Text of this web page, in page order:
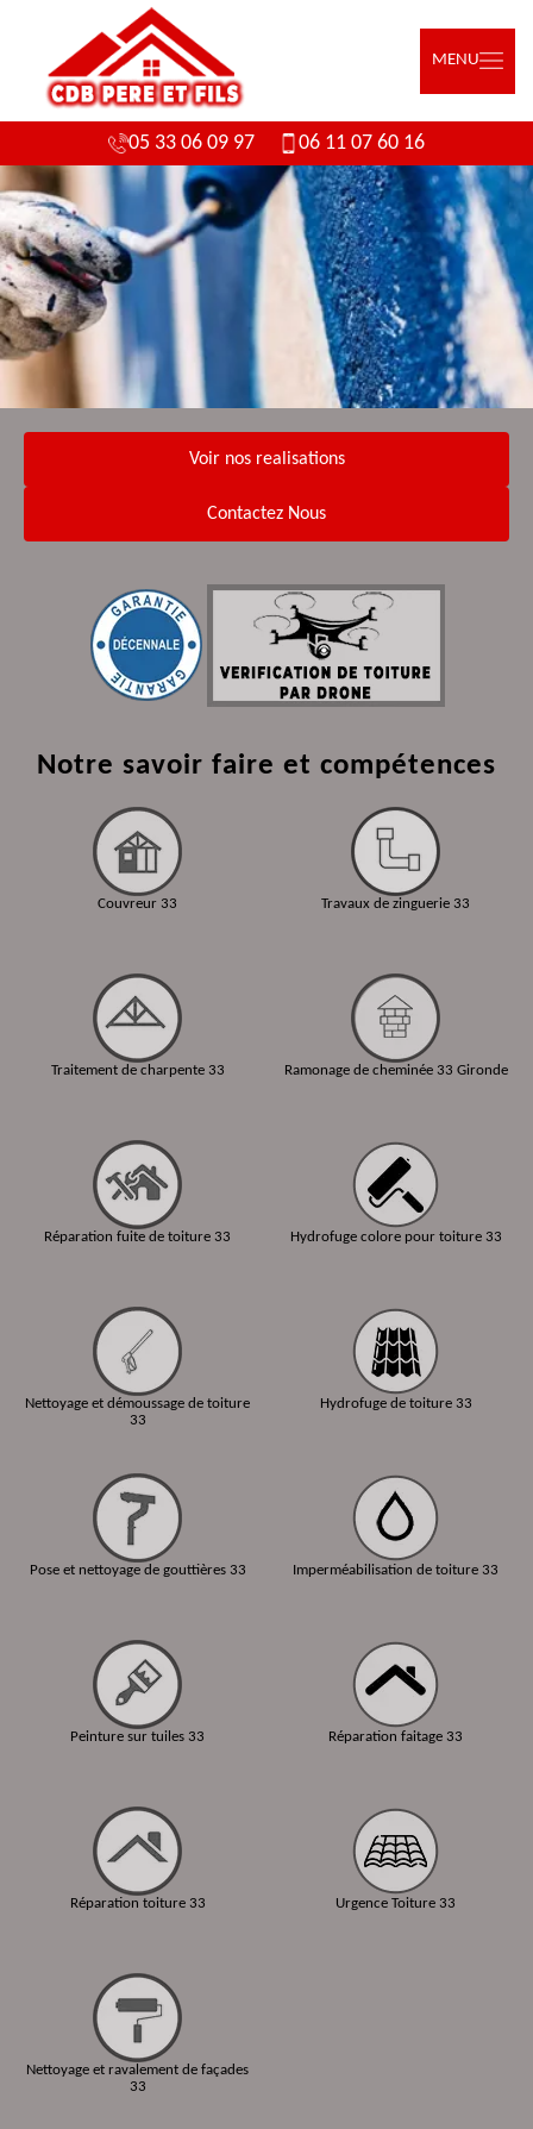
MENU
05 33 06 09 97 06 11 07 60 16
Voir nos realisations
Contactez Nous
Notre savoir faire et compétences
Couvreur 33
Traitement de charpente 33
Réparation fuite de toiture 33
Nettoyage et démoussage de toiture
33
Pose et nettoyage de gouttières 33
Peinture sur tuiles 33
Réparation toiture 33
Nettoyage et ravalement de façades
33
Travaux de zinguerie 33
Ramonage de cheminée 33 Gironde
Hydrofuge colore pour toiture 33
Hydrofuge de toiture 33
Imperméabilisation de toiture 33
Réparation faitage 33
Urgence Toiture 33